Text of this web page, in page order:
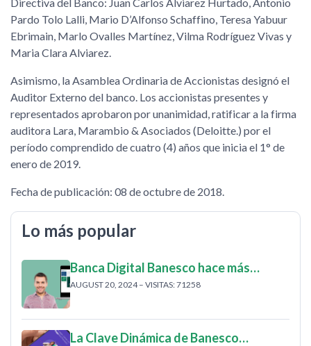
Pardo Tolo Lalli, Mario D’Alfonso Schaffino, Teresa Yabuur
Ebrimain, Marlo Ovalles Martínez, Vilma Rodríguez Vivas y
Maria Clara Alviarez.
Asimismo, la Asamblea Ordinaria de Accionistas designó el
Auditor Externo del banco. Los accionistas presentes y
representados aprobaron por unanimidad, ratificar a la firma
auditora Lara, Marambio & Asociados (Deloitte.) por el
período comprendido de cuatro (4) años que inicia el 1° de
enero de 2019.
Fecha de publicación: 08 de octubre de 2018.
Lo más popular
Banca Digital Banesco hace más…
AUGUST 20, 2024 – VISITAS: 71258
La Clave Dinámica de Banesco…